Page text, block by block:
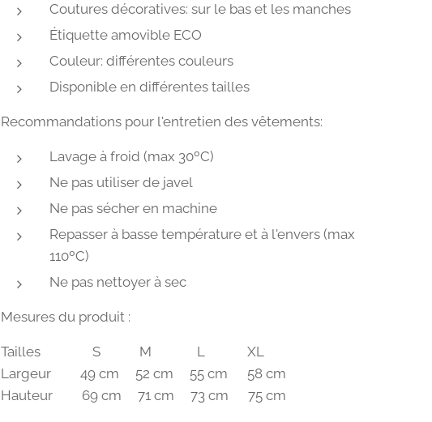
Coutures décoratives: sur le bas et les manches
Étiquette amovible ECO
Couleur: différentes couleurs
Disponible en différentes tailles
Recommandations pour l'entretien des vêtements:
Lavage à froid (max 30ºC)
Ne pas utiliser de javel
Ne pas sécher en machine
Repasser à basse température et à l'envers (max
110ºC)
Ne pas nettoyer à sec
Mesures du produit :
Tailles S M L XL
Largeur 49 cm 52 cm 55 cm 58 cm
Hauteur 69 cm 71 cm 73 cm 75 cm